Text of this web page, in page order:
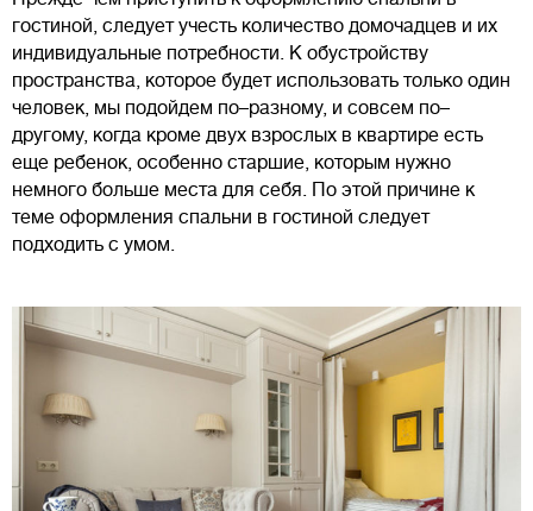
гостиной, следует учесть количество домочадцев и их
индивидуальные потребности. К обустройству
пространства, которое будет использовать только один
человек, мы подойдем по–разному, и совсем по–
другому, когда кроме двух взрослых в квартире есть
еще ребенок, особенно старшие, которым нужно
немного больше места для себя. По этой причине к
теме оформления спальни в гостиной следует
подходить с умом.